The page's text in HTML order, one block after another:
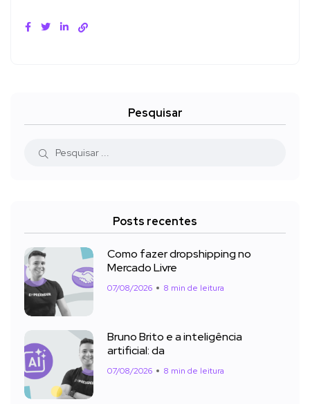
Pesquisar
Posts recentes
Como fazer dropshipping no
Mercado Livre
07/08/2026 8 min de leitura
Bruno Brito e a inteligência
artificial: da
07/08/2026 8 min de leitura